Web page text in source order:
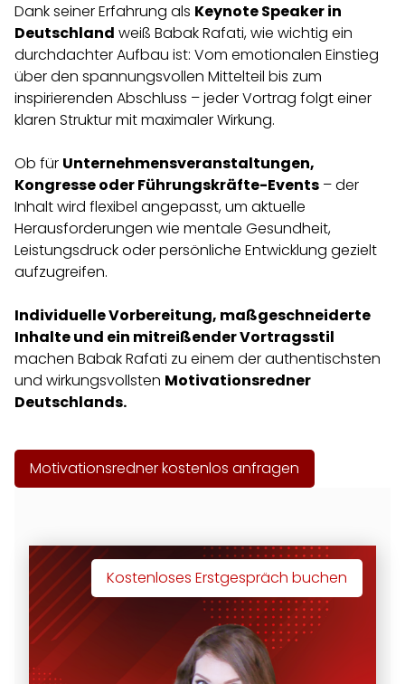
Dank seiner Erfahrung als Keynote Speaker in
Deutschland weiß Babak Rafati, wie wichtig ein
durchdachter Aufbau ist: Vom emotionalen Einstieg
über den spannungsvollen Mittelteil bis zum
inspirierenden Abschluss – jeder Vortrag folgt einer
klaren Struktur mit maximaler Wirkung.
Ob für Unternehmensveranstaltungen,
Kongresse oder Führungskräfte-Events – der
Inhalt wird flexibel angepasst, um aktuelle
Herausforderungen wie mentale Gesundheit,
Leistungsdruck oder persönliche Entwicklung gezielt
aufzugreifen.
Individuelle Vorbereitung, maßgeschneiderte
Inhalte und ein mitreißender Vortragsstil
machen Babak Rafati zu einem der authentischsten
und wirkungsvollsten Motivationsredner
Deutschlands.
Motivationsredner kostenlos anfragen
Kostenloses Erstgespräch buchen